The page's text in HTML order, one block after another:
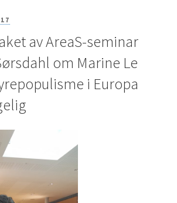
av AreaS-seminar
om Marine Le
i Europa